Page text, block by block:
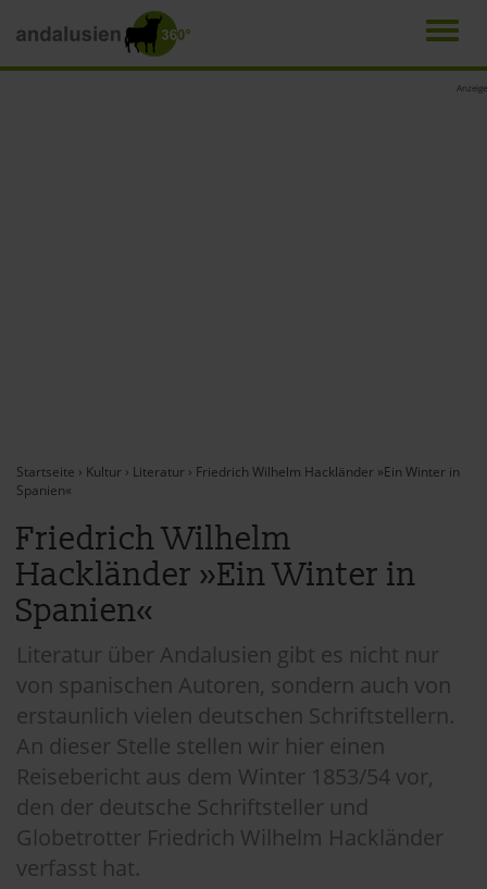
Anzeige
Startseite › Kultur › Literatur › Friedrich Wilhelm Hackländer »Ein Winter in
Spanien«
Friedrich Wilhelm
Hackländer »Ein Winter in
Spanien«
Literatur über Andalusien gibt es nicht nur
von spanischen Autoren, sondern auch von
erstaunlich vielen deutschen Schriftstellern.
An dieser Stelle stellen wir hier einen
Reisebericht aus dem Winter 1853/54 vor,
den der deutsche Schriftsteller und
Globetrotter Friedrich Wilhelm Hackländer
verfasst hat.